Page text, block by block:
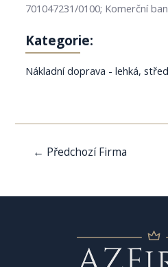
701047231/0100; Komerční
Kategorie:
Nákladní doprava - lehká,
Navigace
← Předchozí Firma